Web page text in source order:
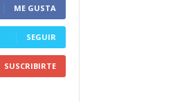
ME GUSTA
SEGUIR
SUSCRIBIRTE